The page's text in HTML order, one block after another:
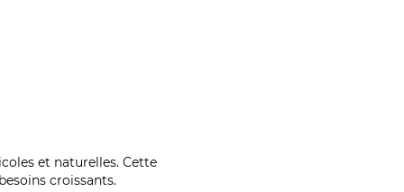
et naturelles. Cette
croissants.